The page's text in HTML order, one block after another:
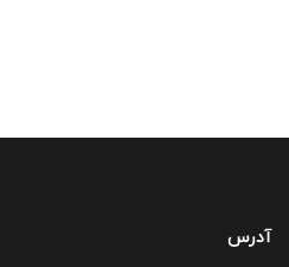
آدرس